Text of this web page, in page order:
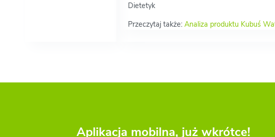
Dietetyk
Przeczytaj także:Analiza produktu Kubuś
Aplikacja mobilna, już wkrótce!